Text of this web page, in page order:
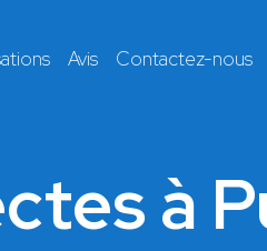
Avis Contactez-nous
à